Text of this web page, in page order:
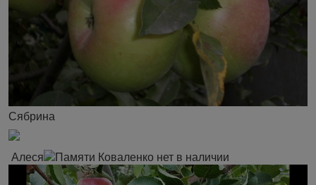
Сябрина
Алеся Памяти Коваленко нет в наличии